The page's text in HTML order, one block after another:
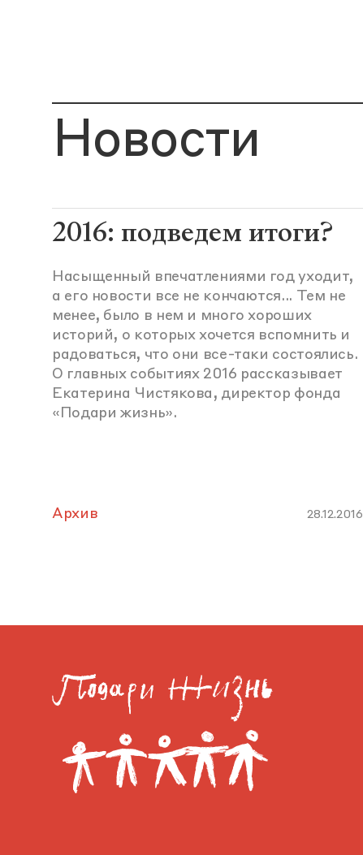
Новости
2016: подведем итоги?
Насыщенный впечатлениями год уходит,
а его новости все не кончаются... Тем не
менее, было в нем и много хороших
историй, о которых хочется вспомнить и
радоваться, что они все-таки состоялись.
О главных событиях 2016 рассказывает
Екатерина Чистякова, директор фонда
«Подари жизнь».
Архив 28.12.2016